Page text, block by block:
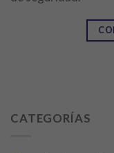
CATEGORÍAS